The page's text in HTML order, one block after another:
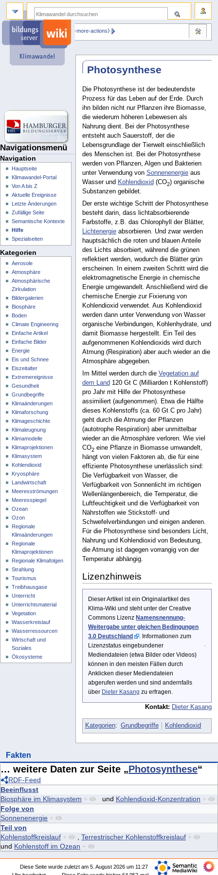
Photosynthese
Die Photosynthese ist der bedeutendste
Prozess für das Leben auf der Erde. Durch
ihn bilden nicht nur Pflanzen ihre Biomasse,
die wiederum höheren Lebewesen als
Nahrung dient. Bei der Photosynthese
entsteht auch Sauerstoff, der die
Lebensgrundlage der Tierwelt einschließlich
des Menschen ist. Bei der Photosynthese
werden von Pflanzen, Algen und Bakterien
unter Verwendung von Sonnenenergieaus
Wasser und Kohlendioxid (CO2) organische
Substanzen gebildet.
Der erste wichtige Schritt der Photosynthese
besteht darin, dass lichtabsorbierende
Farbstoffe, z.B. das Chlorophyll der Blätter,
Lichtenergieabsorbieren. Und zwar werden
hauptsächlich die roten und blauen Anteile
des Lichts absorbiert, während die grünen
reflektiert werden, wodurch die Blätter grün
erscheinen. In einem zweiten Schritt wird die
elektromagnetische Energie in chemische
Energie umgewandelt. Anschließend wird die
chemische Energie zur Fixierung von
Kohlendioxid verwendet. Aus Kohlendioxid
werden dann unter Verwendung von Wasser
organische Verbindungen, Kohlenhydrate, und
damit Biomasse hergestellt. Ein Teil des
aufgenommenen Kohlendioxids wird durch
Atmung (Respiration) aber auch wieder an die
Atmosphäre abgegeben.
Im Mittel werden durch die Vegetation auf
dem Land 120 Gt C (Milliarden t Kohlenstoff)
pro Jahr mit Hilfe der Photosynthese
assimiliert (aufgenommen). Etwa die Hälfte
dieses Kohlenstoffs (ca. 60 Gt C pro Jahr)
geht durch die Atmung der Pflanzen
(autotrophe Respiration) aber unmittelbar
wieder an die Atmosphäre verloren. Wie viel
CO2eine Pflanze in Biomasse umwandelt,
hängt von vielen Faktoren ab, die für eine
effiziente Photosynthese unerlässlich sind:
Die Verfügbarkeit von Wasser, die
Verfügbarkeit von Sonnenlicht im richtigen
Wellenlängenbereich, die Temperatur, die
Luftfeuchtigkeit und die Verfügbarkeit von
Nährstoffen wie Stickstoff- und
Schwefelverbindungen und einigen anderen.
Für die Photosynthese sind besonders Licht,
Nahrung und Kohlendioxid von Bedeutung,
die Atmung ist dagegen vorrangig von der
Temperatur abhängig.
Lizenzhinweis
Dieser Artikel ist ein Originalartikel des
Klima-Wiki und steht unter der Creative
Commons Lizenz Namensnennung-
Weitergabe unter gleichen Bedingungen
3.0 Deutschland
. Informationen zum
Lizenzstatus eingebundener
Mediendateien (etwa Bilder oder Videos)
können in den meisten Fällen durch
Anklicken dieser Mediendateien
abgerufen werden und sind andernfalls
über Dieter Kasang zu erfragen.
Kontakt: Dieter Kasang
Kategorien: Grundbegriffe Kohlendioxid
Fakten
… weitere Daten zur Seite „Photosynthese“
RDF-Feed
Beeinflusst
Biosphäre im Klimasystem + und Kohlendioxid-Konzentration +
Folge von
Sonnenenergie +
Teil von
Kohlenstoffkreislauf + Terrestrischer Kohlenstoffkreislauf +
und Kohlenstoff im Ozean +
Navigationsmenü
⧼dbsskin-more-actions⧽
Navigation
Hauptseite
Klimawandel-Portal
Von A bis Z
Aktuelle Ereignisse
Letzte Änderungen
Zufällige Seite
Semantische Kontexte
Hilfe
Spezialseiten
Kategorien
Aerosole
Atmosphäre
Atmosphärische
Zirkulation
Bildergalerien
Biosphäre
Boden
Climate Engineering
Einfache Artikel
Einfache Bilder
Energie
Eis und Schnee
Eiszeitalter
Extremereignisse
Gesundheit
Grundbegriffe
Klimaänderungen
Klimaforschung
Klimageschichte
Klimaleugnung
Klimamodelle
Klimaprojektionen
Klimasystem
Kohlendioxid
Kryosphäre
Landwirtschaft
Meeresströmungen
Meeresspiegel
Ozean
Ozon
Regionale
Klimaänderungen
Regionale
Klimaprojektionen
Regionale Klimafolgen
Strahlung
Tourismus
Treibhausgase
Unterricht
Unterrichtsmaterial
Vegetation
Wasserkreislauf
Wasserressourcen
Wirtschaft und
Soziales
Ökosysteme
Diese Seite wurde zuletzt am 5. August 2026 um 11:27